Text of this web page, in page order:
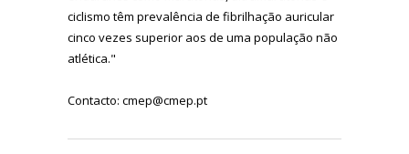
ciclismo têm prevalência de fibrilhação auricular
cinco vezes superior aos de uma população não
atlética."
Contacto: cmep@cmep.pt